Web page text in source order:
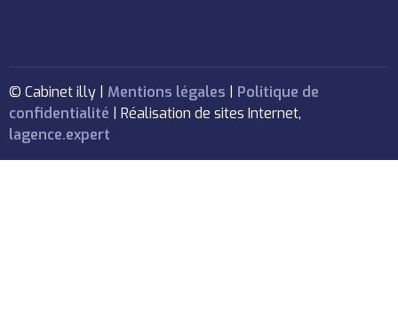
© Cabinet illy | Mentions légales
Politique de
confidentialité | Réalisation de sites Internet,
lagence.expert